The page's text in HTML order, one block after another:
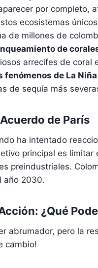
por completo,
ecosistemas
de millones de
de
arrecifes de coral
de La Niña
de sequía más
de París
ha intentado
principal es
preindustriales.
año 2030.
¿Qué
abrumador, pero la
cambio!